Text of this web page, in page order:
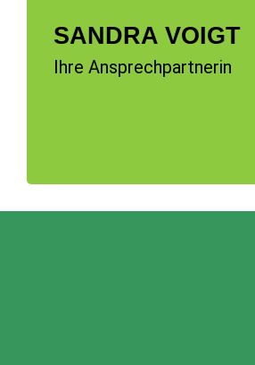
SANDRA VOIGT
Ihre Ansprechpartnerin